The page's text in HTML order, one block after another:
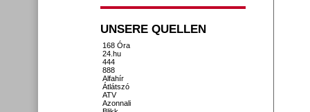
UNSERE QUELLEN
168 Óra
24.hu
444
888
Alfahír
Átlátszó
ATV
Azonnali